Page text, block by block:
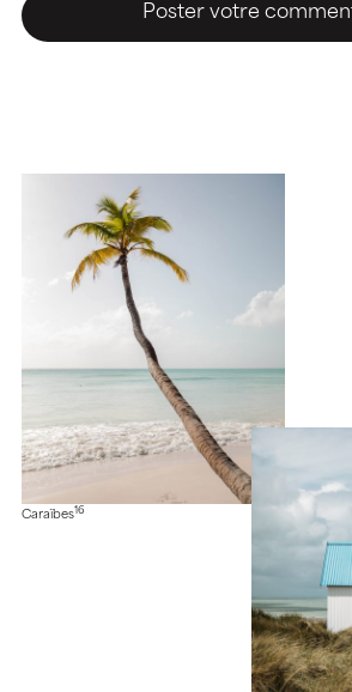
Caraïbes16